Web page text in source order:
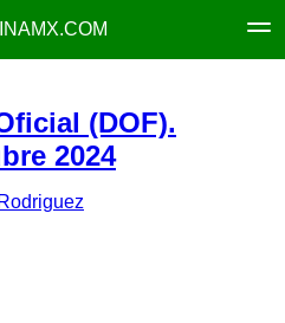
(DOF).
2024